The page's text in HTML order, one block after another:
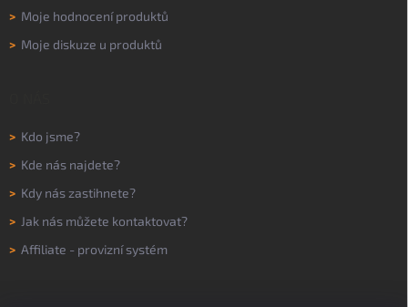
> Moje hodnocení produktů
> Moje diskuze u produktů
> Kdo jsme?
> Kde nás najdete?
> Kdy nás zastihnete?
> Jak nás můžete kontaktovat?
> Affiliate - provizní systém